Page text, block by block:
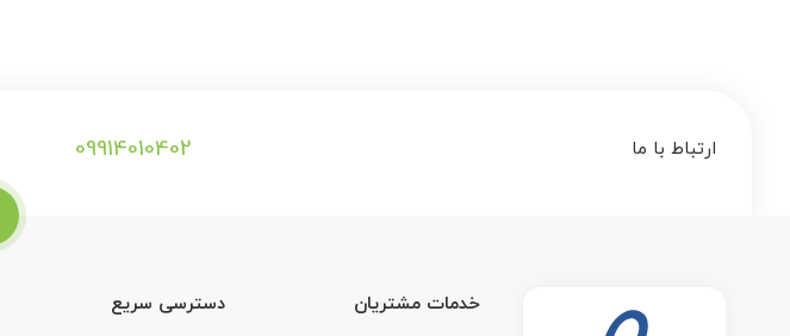
ارتباط با ما 09914010402
خدمات مشتریان
دسترسی سریع